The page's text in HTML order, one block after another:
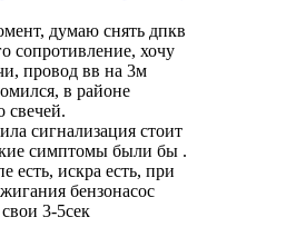
думаю снять дпкв
сопротивление, хочу
провод вв на 3м
в районе
свечей.
сигнализация стоит
симптомы были бы .
есть, искра есть, при
бензонасос
3-5сек